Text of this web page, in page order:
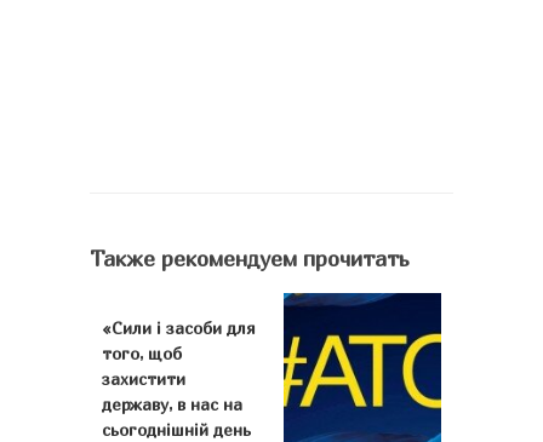
Также рекомендуем прочитать
«Сили і засоби для
того, щоб
захистити
державу, в нас на
сьогоднішній день